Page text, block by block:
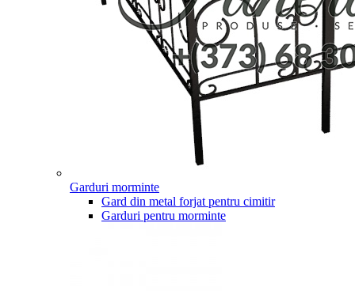
Garduri morminte
Gard din metal forjat pentru cimitir
Garduri pentru morminte